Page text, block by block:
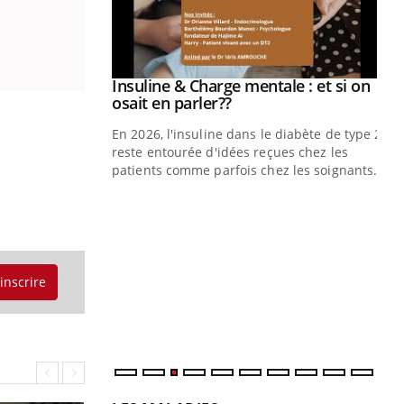
Youtube
Insuline & Charge mentale : et si on
osait en parler??Youtube
En 2026, l'insuline dans le diabète de type 2
reste entourée d'idées reçues chez les
patients comme parfois chez les soignants.